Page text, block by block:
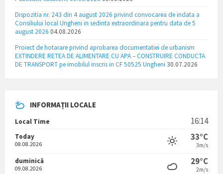
Dispozitia nr. 243 din 4 august 2026 privind convocarea de indata a
Consiliului local Ungheni in sedinta extraordinara pentru data de 5
august 2026 04.08.2026
Proiect de hotarare privind aprobarea documentatiei de urbanism
EXTINDERE RETEA DE ALIMENTARE CU APA – CONSTRUIRE CONDUCTA
DE TRANSPORT pe imobilul inscris in CF 50525 Ungheni 30.07.2026
INFORMAȚII LOCALE
Local Time 16:14
Today
08.08.2026
33°C
3m/s
duminică
09.08.2026
29°C
2m/s